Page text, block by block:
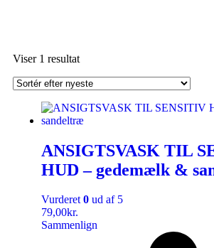
Viser 1 resultat
ANSIGTSVASK TIL
HUD – gedemælk &
Vurderet0 ud af 5
79,00kr.
Sammenlign